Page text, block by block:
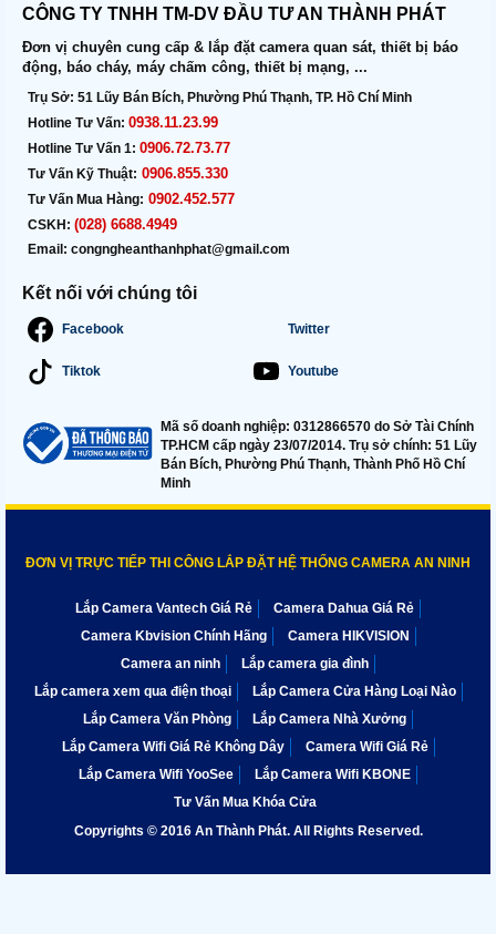
CÔNG TY TNHH TM-DV ĐẦU TƯ AN THÀNH PHÁT
Đơn vị chuyên cung cấp & lắp đặt camera quan sát, thiết bị báo
động, báo cháy, máy chấm công, thiết bị mạng, ...
Trụ Sở: 51 Lũy Bán Bích, Phường Phú Thạnh, TP. Hồ Chí Minh
Hotline Tư Vấn: 0938.11.23.99
Hotline Tư Vấn 1: 0906.72.73.77
Tư Vấn Kỹ Thuật: 0906.855.330
Tư Vấn Mua Hàng: 0902.452.577
CSKH: (028) 6688.4949
Email: congngheanthanhphat@gmail.com
Kết nối với chúng tôi
Facebook Twitter
Tiktok Youtube
Mã số doanh nghiệp: 0312866570 do Sở Tài Chính
TP.HCM cấp ngày 23/07/2014. Trụ sở chính: 51 Lũy
Bán Bích, Phường Phú Thạnh, Thành Phố Hồ Chí
Minh
ĐƠN VỊ TRỰC TIẾP THI CÔNG LẮP ĐẶT HỆ THỐNG CAMERA AN NINH
Lắp Camera Vantech Giá Rẻ
Camera Dahua Giá Rẻ
Camera Kbvision Chính Hãng
Camera HIKVISION
Camera an ninh
Lắp camera gia đình
Lắp camera xem qua điện thoại
Lắp Camera Cửa Hàng Loại Nào
Lắp Camera Văn Phòng
Lắp Camera Nhà Xưởng
Lắp Camera Wifi Giá Rẻ Không Dây
Camera Wifi Giá Rẻ
Lắp Camera Wifi YooSee
Lắp Camera Wifi KBONE
Tư Vấn Mua Khóa Cửa
Copyrights © 2016 An Thành Phát. All Rights Reserved.